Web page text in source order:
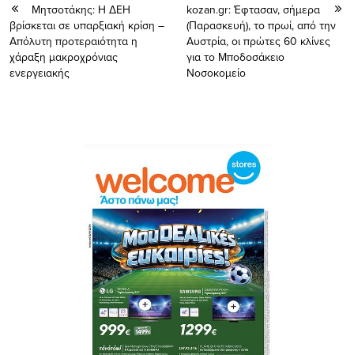
Μητσοτάκης: Η ΔΕΗ
βρίσκεται σε υπαρξιακή κρίση –
Απόλυτη προτεραιότητα η
χάραξη μακροχρόνιας
ενεργειακής
kozan.gr: Έφτασαν, σήμερα
(Παρασκευή), το πρωί, από την
Αυστρία, οι πρώτες 60 κλίνες
για το Μποδοσάκειο
Νοσοκομείο